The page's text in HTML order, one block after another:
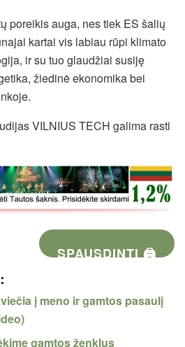
poreikis auga, nes tiek ES šalių
kartai vis labiau rūpi klimato
ir su tuo glaudžiai susiję
žiedinė ekonomika bei
VILNIUS TECH galima rasti
SPAUSDINTI 🖨
į meno ir gamtos pasaulį
gamtos ženklus